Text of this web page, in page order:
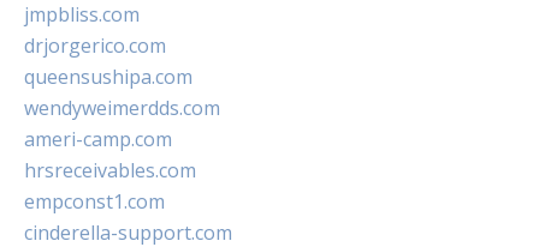
jmpbliss.com
drjorgerico.com
queensushipa.com
wendyweimerdds.com
ameri-camp.com
hrsreceivables.com
empconst1.com
cinderella-support.com